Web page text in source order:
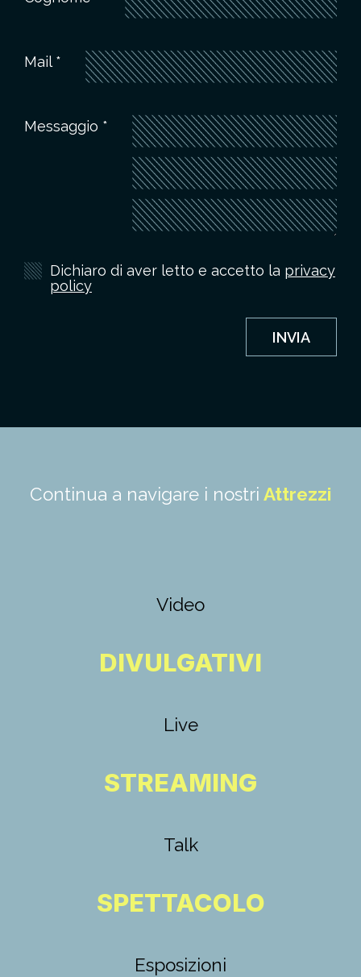
Mail *
Messaggio *
Dichiaro di aver letto e accetto la privacy
policy
Continua a navigare i nostri Attrezzi
Video
DIVULGATIVI
Live
STREAMING
Talk
SPETTACOLO
Esposizioni